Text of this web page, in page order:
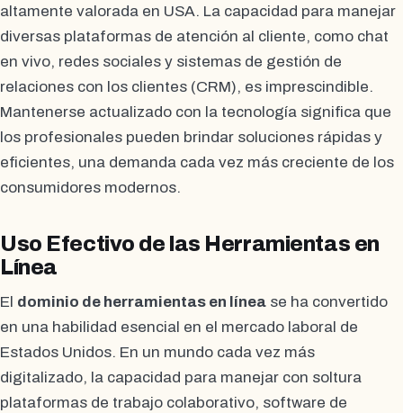
altamente valorada en USA. La capacidad para manejar
diversas plataformas de atención al cliente, como chat
en vivo, redes sociales y sistemas de gestión de
relaciones con los clientes (CRM), es imprescindible.
Mantenerse actualizado con la tecnología significa que
los profesionales pueden brindar soluciones rápidas y
eficientes, una demanda cada vez más creciente de los
consumidores modernos.
Uso Efectivo de las Herramientas en
Línea
El dominio de herramientas en línea se ha convertido
en una habilidad esencial en el mercado laboral de
Estados Unidos. En un mundo cada vez más
digitalizado, la capacidad para manejar con soltura
plataformas de trabajo colaborativo, software de